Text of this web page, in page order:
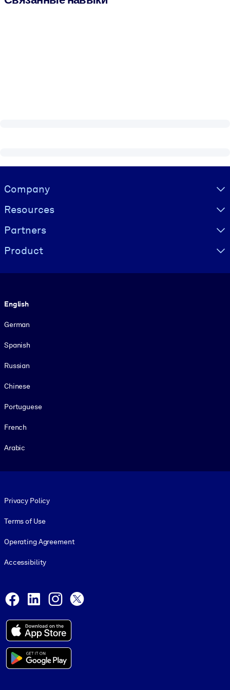
Visually hidden Text
Company
Resources
Partners
Product
English
German
Spanish
Russian
Chinese
Portuguese
French
Arabic
Privacy Policy
Terms of Use
Operating Agreement
Accessibility
Facebook
LinkedInInstagram